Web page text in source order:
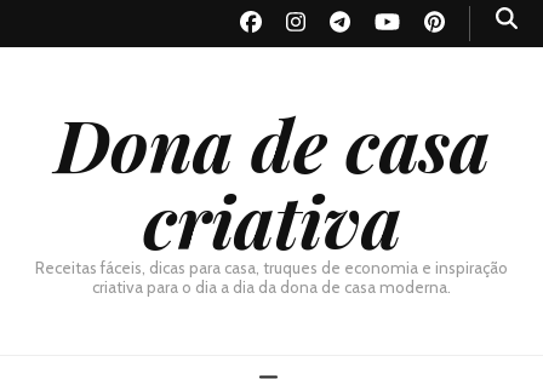
Dona de casa
criativa
Receitas fáceis, dicas para casa, truques de economia e inspiração
criativa para o dia a dia da dona de casa moderna.